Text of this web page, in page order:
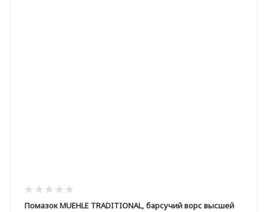
Помазок MUEHLE TRADITIONAL, барсучий ворс высшей